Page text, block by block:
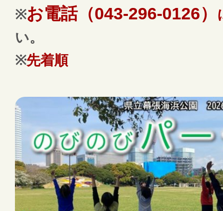
※お電話（043-296-0126）
い。
※先着順